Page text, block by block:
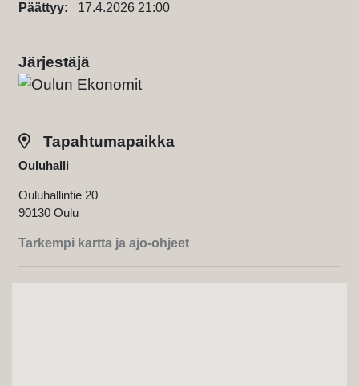
Päättyy: 17.4.2026 21:00
Järjestäjä
Tapahtumapaikka
Ouluhalli
Ouluhallintie 20
90130 Oulu
Tarkempi kartta ja ajo-ohjeet